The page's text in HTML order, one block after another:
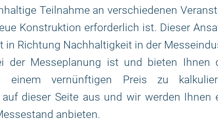
Teilnahme an verschiedenen
Konstruktion erforderlich ist. Dieser
in Richtung Nachhaltigkeit in der
der Messeplanung ist und bieten Ihnen
einem vernünftigen Preis zu
dieser Seite aus und wir werden
anbieten.